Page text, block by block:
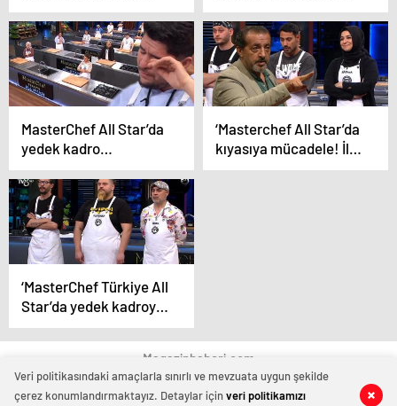
yarışmacıları kulise
gönderdi
Ana kadroya giren
19’uncu isim belli oldu
MasterChef All Star’da
yedek kadro
mücadelesi! Hamza
Mercimek gözyaşlarına
boğuldu
‘Masterchef All Star’da
kıyasıya mücadele! İlk
15 belli oldu
‘MasterChef Türkiye All
Star’da yedek kadroya
giren isimler belli oldu!
Magazinhaberi.com
Veri politikasındaki amaçlarla sınırlı ve mevzuata uygun şekilde
çerez konumlandırmaktayız. Detaylar içinveri politikamızı